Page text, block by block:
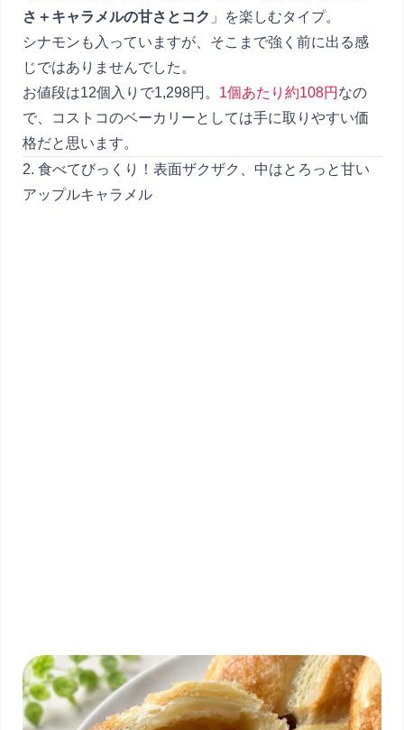
さ＋キャラメルの甘さとコク 」を楽しむタイプ。
シナモンも入っていますが、そこまで強く前に出る感
じではありませんでした。
お値段は12個入りで1,298円。 1個あたり約108円 なの
で、コストコのベーカリーとしては手に取りやすい価
格だと思います。
2. 食べてびっくり！表面ザクザク、中はとろっと甘い
アップルキャラメル